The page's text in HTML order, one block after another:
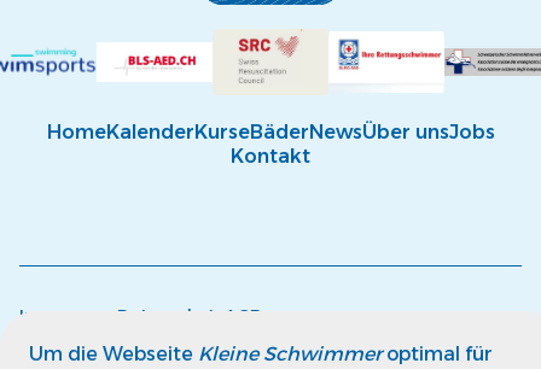
HomeKalenderKurseBäderNewsÜber unsJobs
Kontakt
Impressum Datenschutz AGB
Um die Webseite Kleine Schwimmeroptimal für